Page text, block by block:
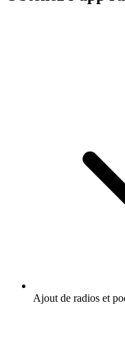
Ajout de radios et